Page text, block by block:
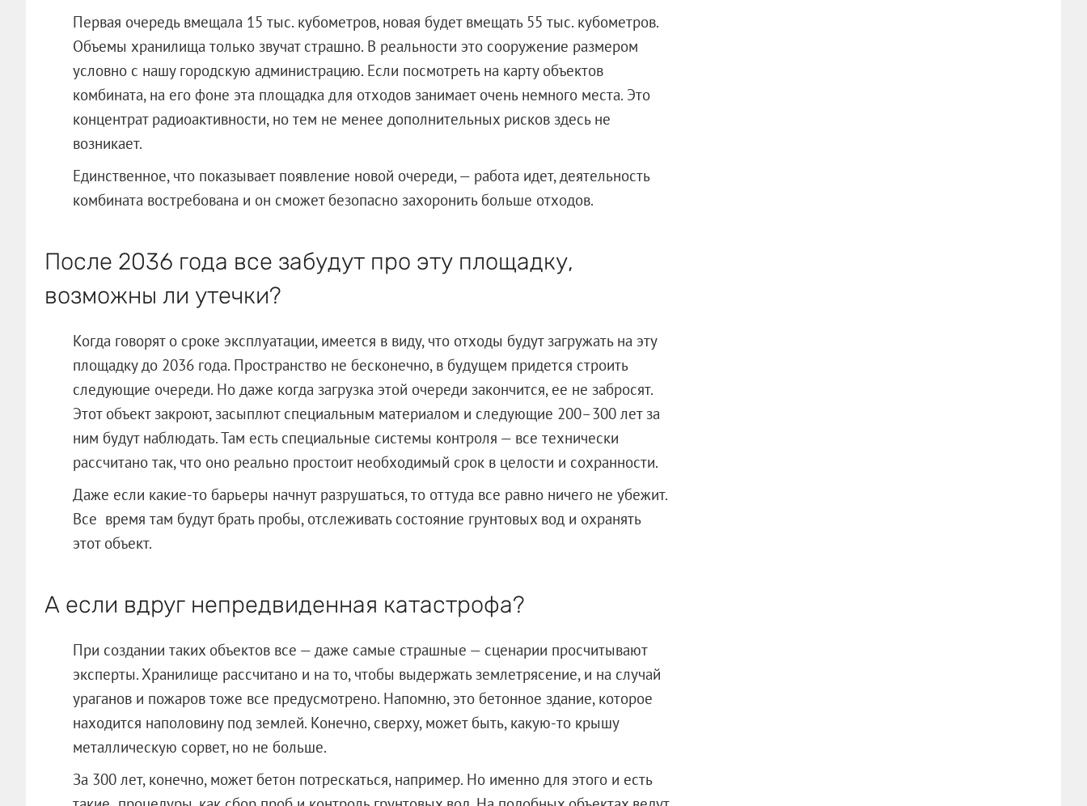
Первая очередь вмещала 15 тыс. кубометров, новая будет вмещать 55 тыс. кубометров.
Объемы хранилища только звучат страшно. В реальности это сооружение размером
условно с нашу городскую администрацию. Если посмотреть на карту объектов
комбината, на его фоне эта площадка для отходов занимает очень немного места. Это
концентрат радиоактивности, но тем не менее дополнительных рисков здесь не
возникает.
Единственное, что показывает появление новой очереди, — работа идет, деятельность
комбината востребована и он сможет безопасно захоронить больше отходов.
После 2036 года все забудут про эту площадку,
возможны ли утечки?
Когда говорят о сроке эксплуатации, имеется в виду, что отходы будут загружать на эту
площадку до 2036 года. Пространство не бесконечно, в будущем придется строить
следующие очереди. Но даже когда загрузка этой очереди закончится, ее не забросят.
Этот объект закроют, засыплют специальным материалом и следующие 200–300 лет за
ним будут наблюдать. Там есть специальные системы контроля — все технически
рассчитано так, что оно реально простоит необходимый срок в целости и сохранности.
Даже если какие-то барьеры начнут разрушаться, то оттуда все равно ничего не убежит.
Все время там будут брать пробы, отслеживать состояние грунтовых вод и охранять
этот объект.
А если вдруг непредвиденная катастрофа?
При создании таких объектов все — даже самые страшные — сценарии просчитывают
эксперты. Хранилище рассчитано и на то, чтобы выдержать землетрясение, и на случай
ураганов и пожаров тоже все предусмотрено. Напомню, это бетонное здание, которое
находится наполовину под землей. Конечно, сверху, может быть, какую-то крышу
металлическую сорвет, но не больше.
За 300 лет, конечно, может бетон потрескаться, например. Но именно для этого и есть